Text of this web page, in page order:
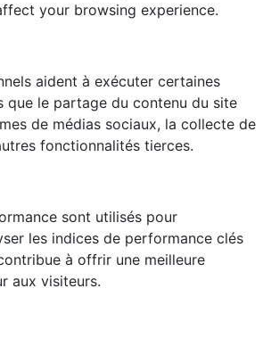
your browsing experience.
aident à exécuter certaines
que le partage du contenu du site
de médias sociaux, la collecte de
fonctionnalités tierces.
sont utilisés pour
les indices de performance clés
à offrir une meilleure
aux visiteurs.